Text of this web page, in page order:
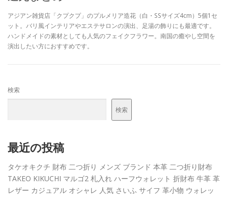
アジアン雑貨店「クプクプ」のプルメリア造花（白・SSサイズ4cm）5個1セ
ット。バリ風インテリアやエステサロンの演出、足湯の飾りにも最適です。
ハンドメイドの素材としても人気のフェイクフラワー。南国の癒やし空間を
演出したい方におすすめです。
検索
検索
最近の投稿
タケオキクチ 財布 二つ折り メンズ ブランド 本革 二つ折り財布
TAKEO KIKUCHI マルゴ2 札入れ ハーフウォレット 折財布 牛革 革
レザー カジュアル オシャレ 人気 さいふ サイフ 革小物 ウォレッ